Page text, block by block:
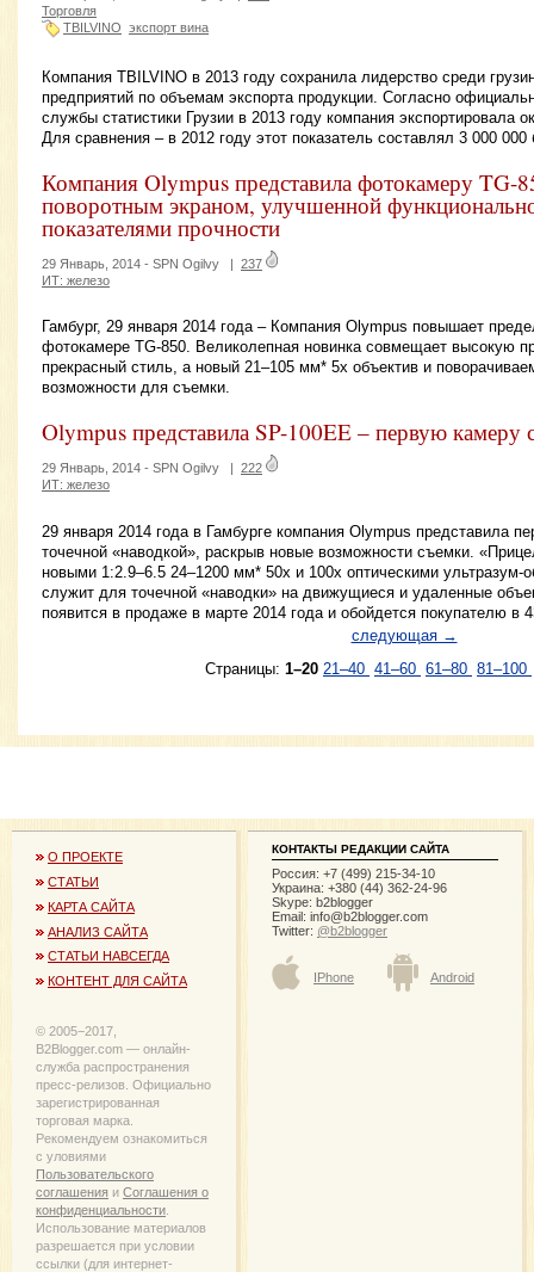
Торговля
TBILVINO экспорт вина
Компания TBILVINO в 2013 году сохранила лидерство среди
предприятий по объемам экспорта продукции. Согласно
службы статистики Грузии в 2013 году компания экспортировала
Для сравнения – в 2012 году этот показатель составлял 3 000 000
Компания Olympus представила фотокамеру TG-
поворотным экраном, улучшенной
показателями прочности
29 Январь, 2014 - SPN Ogilvy | 237
ИТ: железо
Гамбург, 29 января 2014 года – Компания Olympus повышает
фотокамере TG-850. Великолепная новинка совмещает высокую
прекрасный стиль, а новый 21–105 мм* 5x объектив и
возможности для съемки.
Olympus представила SP-100EE – первую камеру
29 Январь, 2014 - SPN Ogilvy
222
ИТ: железо
29 января 2014 года в Гамбурге компания Olympus представила
точечной «наводкой», раскрыв новые возможности съемки.
новыми 1:2.9–6.5 24–1200 мм* 50x и 100х оптическими ультразум-
служит для точечной «наводки» на движущиеся и удаленные
появится в продаже в марте 2014 года и обойдется покупателю в
следующая →
Страницы: 1–20 21–40 41–60 61–80 81–100
О ПРОЕКТЕ
СТАТЬИ
КАРТА САЙТА
АНАЛИЗ САЙТА
СТАТЬИ НАВСЕГДА
КОНТЕНТ ДЛЯ САЙТА
© 2005−2017,
B2Blogger.com — онлайн-
служба распространения
пресс-релизов. Официально
зарегистрированная
торговая марка.
Рекомендуем ознакомиться
с уловиями
Пользовательского
соглашения и Соглашения о
конфиденциальности
Использование материалов
разрешается при условии
ссылки (для интернет-
КОНТАКТЫ РЕДАКЦИИ САЙТА
Россия: +7 (499) 215-34-10
Украина: +380 (44) 362-24-96
Skype: b2blogger
Email: info@b2blogger.com
Twitter: @b2blogger
IPhone Android